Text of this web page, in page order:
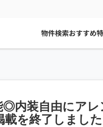
物件検索おすすめ
内装自由にアレ
載を終了しました